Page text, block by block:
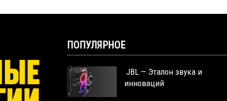
ПОПУЛЯРНОЕ
JBL — Эталон звука и
инноваций